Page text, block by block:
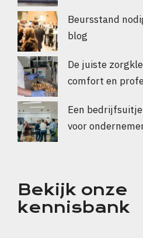
Beursstand
blog
De juiste
comfort en
Een
voor
Bekijk onze
kennisbank